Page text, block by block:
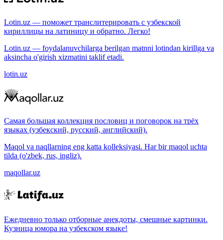
Lotin.uz — поможет транслитерировать с узбекской
кириллицы на латиницу и обратно. Легко!
Lotin.uz — foydalanuvchilarga berilgan matnni lotindan kirillga va
aksincha o'girish xizmatini taklif etadi.
lotin.uz
Самая большая коллекция пословиц и поговорок на трёх
языках (узбекский, русский, английский).
Maqol va naqllarning eng katta kolleksiyasi. Har bir maqol uchta
tilda (o'zbek, rus, ingliz).
maqollar.uz
Ежедневно только отборные анекдоты, смешные картинки.
Кузница юмора на узбекском языке!